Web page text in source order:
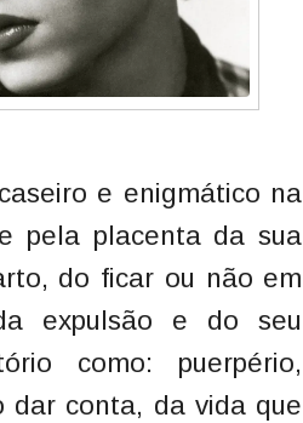
e enigmático na
pela placenta da sua
do ficar ou não em
expulsão e do seu
como: puerpério,
conta, da vida que